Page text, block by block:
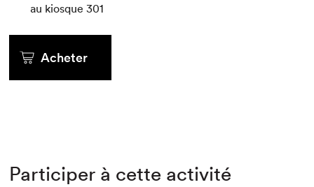
au kiosque 301
Acheter
Participer à cette activité